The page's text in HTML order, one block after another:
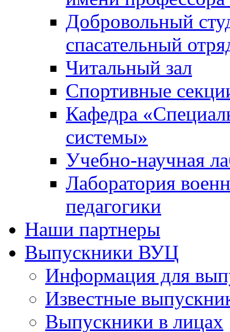
Добровольный
спасательный
Читальный зал
Спортивные
Кафедра
системы»
Учебно-научная
Лаборатория
педагогики
Наши партнеры
Выпускники ВУЦ
Информация для
Известные
Выпускники в лицах